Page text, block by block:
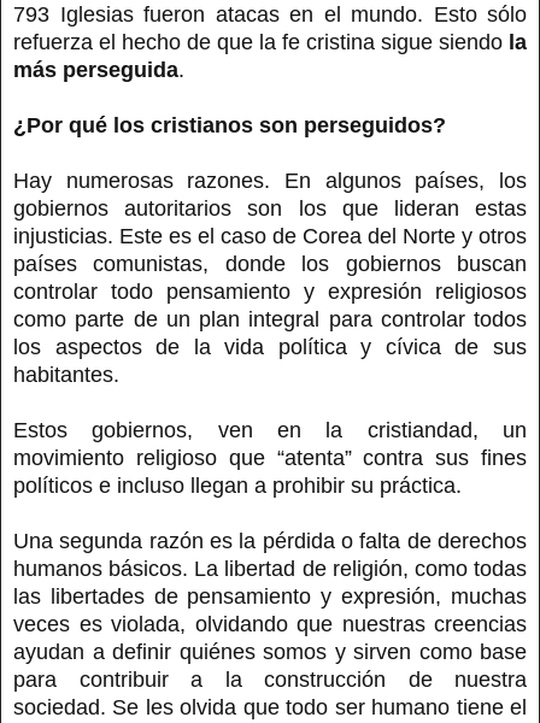
793 Iglesias fueron atacas en el mundo. Esto sólo
refuerza el hecho de que la fe cristina sigue siendo la
más perseguida.
¿Por qué los cristianos son perseguidos?
Hay numerosas razones. En algunos países, los
gobiernos autoritarios son los que lideran estas
injusticias. Este es el caso de Corea del Norte y otros
países comunistas, donde los gobiernos buscan
controlar todo pensamiento y expresión religiosos
como parte de un plan integral para controlar todos
los aspectos de la vida política y cívica de sus
habitantes.
Estos gobiernos, ven en la cristiandad, un
movimiento religioso que “atenta” contra sus fines
políticos e incluso llegan a prohibir su práctica.
Una segunda razón es la pérdida o falta de derechos
humanos básicos. La libertad de religión, como todas
las libertades de pensamiento y expresión, muchas
veces es violada, olvidando que nuestras creencias
ayudan a definir quiénes somos y sirven como base
para contribuir a la construcción de nuestra
sociedad. Se les olvida que todo ser humano tiene el